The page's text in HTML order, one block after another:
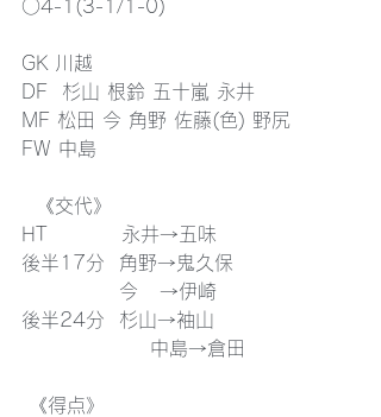
○4-1(3-1/1-0)
GK 川越
DF  杉山 根鈴 五十嵐 永井
MF 松田 今 角野 佐藤(色) 野尻
FW 中島
  《交代》
HT　  　   永井→五味
後半17分  角野→鬼久保
今   →伊崎
後半24分  杉山→袖山
                  中島→倉田
《得点》